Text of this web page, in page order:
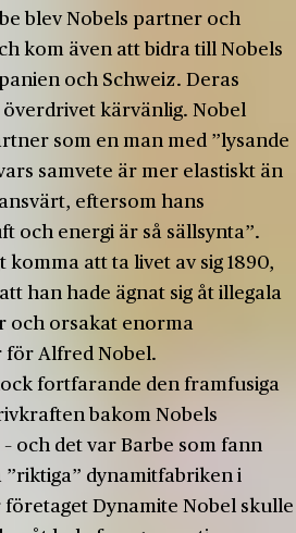
blev Nobels partner och
kom även att bidra till Nobels
och Schweiz. Deras
kärvänlig. Nobel
som en man med ”lysande
samvete är mer elastiskt än
eftersom hans
och energi är så sällsynta”.
att ta livet av sig 1890,
han hade ägnat sig åt illegala
och orsakat enorma
Alfred Nobel.
fortfarande den framfusiga
bakom Nobels
och det var Barbe som fann
dynamitfabriken i
Dynamite Nobel skulle